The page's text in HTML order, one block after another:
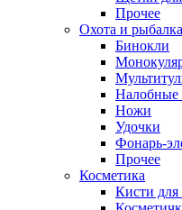
Прочее
Охота и рыбалка
Бинокли
Налобные
Ножи
Удочки
Фонарь-
Прочее
Косметика
Кисти